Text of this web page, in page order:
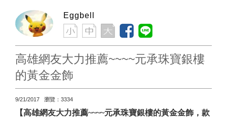
Eggbell
高雄網友大力推薦~~~~元承珠寶銀樓
的黃金金飾
9/21/2017 瀏覽：3334
【高雄網友大力推薦~~~~元承珠寶銀樓的黃金金飾，款